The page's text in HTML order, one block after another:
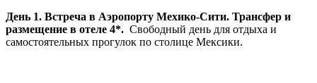
День 1. Встреча в Аэропорту Мехико-Сити. Трансфер и
размещение в отеле 4*. Свободный день для отдыха и
самостоятельных прогулок по столице Мексики.